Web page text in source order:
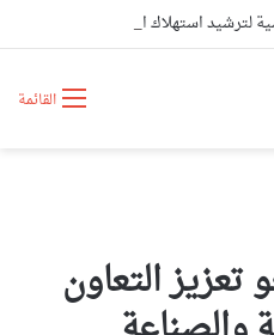
القائمة
تعزيز التعاون